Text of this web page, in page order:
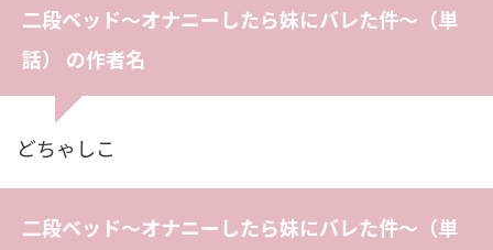
二段ベッド〜オナニーしたら妹にバレた件〜（単
話） の作者名
どちゃしこ
二段ベッド〜オナニーしたら妹にバレた件〜（単